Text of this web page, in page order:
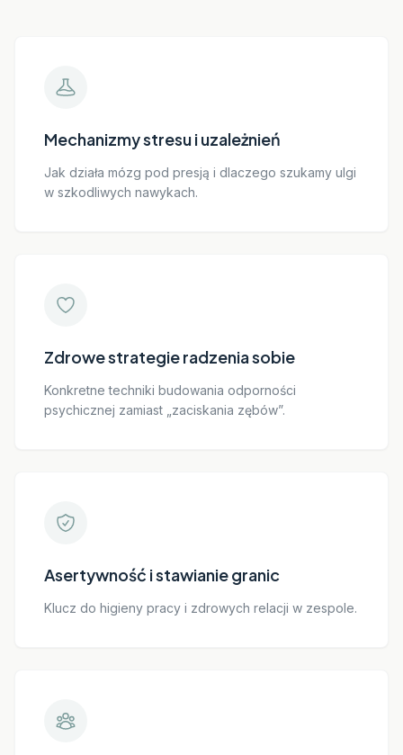
Mechanizmy stresu i uzależnień
Jak działa mózg pod presją i dlaczego szukamy ulgi
w szkodliwych nawykach.
Zdrowe strategie radzenia sobie
Konkretne techniki budowania odporności
psychicznej zamiast „zaciskania zębów”.
Asertywność i stawianie granic
Klucz do higieny pracy i zdrowych relacji w zespole.